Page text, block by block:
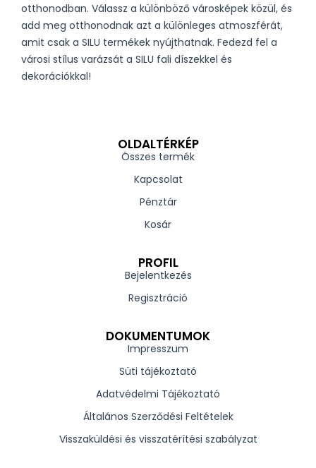
otthonodban. Válassz a különböző városképek közül, és
add meg otthonodnak azt a különleges atmoszférát,
amit csak a SILU termékek nyújthatnak. Fedezd fel a
városi stílus varázsát a SILU fali díszekkel és
dekorációkkal!
OLDALTÉRKÉP
Összes termék
Kapcsolat
Pénztár
Kosár
PROFIL
Bejelentkezés
Regisztráció
DOKUMENTUMOK
Impresszum
Süti tájékoztató
Adatvédelmi Tájékoztató
Általános Szerződési Feltételek
Visszaküldési és visszatérítési szabályzat